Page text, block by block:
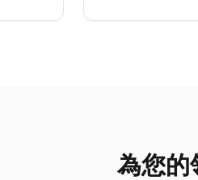
為您的